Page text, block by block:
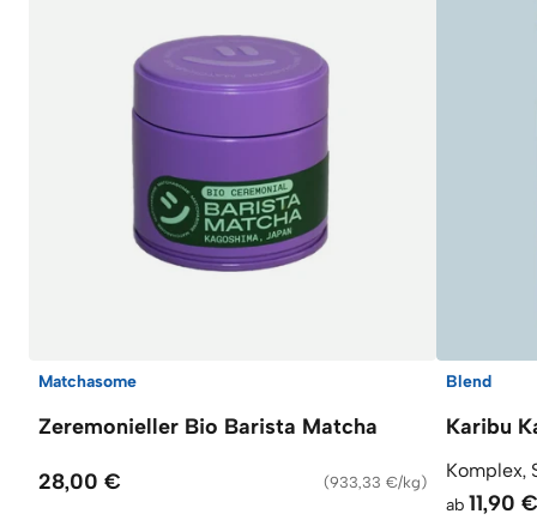
Matchasome
Zeremonieller Bio Barista Matcha
28,00 € (933,33 €/kg)
Blend
Karibu
Komplex,
ab 11,90 €